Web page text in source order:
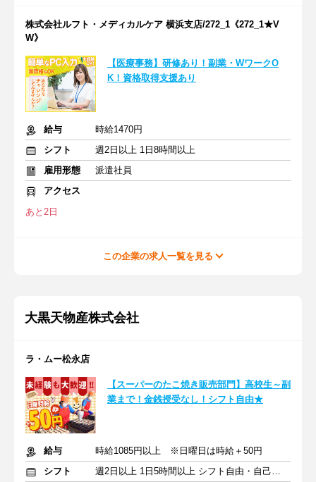
株式会社ルフト・メディカルケア 横浜支店/272_1《272_1★V
W》
【医療事務】研修あり！副業・WワークO
K！資格取得支援あり
給与
時給1470円
シフト
週2日以上 1日8時間以上
雇用形態
派遣社員
アクセス
あと2日
この企業の求人一覧を見る
大黒天物産株式会社
ラ・ムー松永店
【スーパーのたこ焼き販売部門】高校生～副
業まで！金銭授受なし！シフト自由★
給与
時給1085円以上 ※日曜日は時給＋50円
シフト
週2日以上 1日5時間以上 シフト自由・自己申告